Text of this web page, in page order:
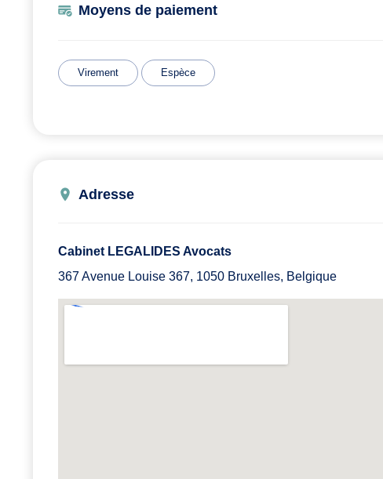
Moyens de paiement
Virement Espèce
Adresse
Cabinet LEGALIDES Avocats
367 Avenue Louise 367, 1050 Bruxelles, Belgique